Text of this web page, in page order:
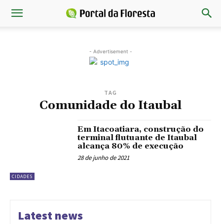
- Advertisement -
TAG
Comunidade do Itaubal
CIDADES
Em Itacoatiara, construção do
terminal flutuante de Itaubal
alcança 80% de execução
28 de junho de 2021
Latest news